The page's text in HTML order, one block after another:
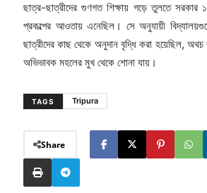
ছাত্র-ছাত্রীদের গুণগত শিক্ষায় গড়ে তুলতে সরকার
প্রকল্পের আওতায় এনেছিল। সে অনুযায়ী
ছাত্রীদের কাছ থেকে অনুদান বৃদ্ধি করা হয়েছিল, অথচ
অভিভাবক মহলের মুখ থেকে শোনা যায়।
TAGS Tripura
Share